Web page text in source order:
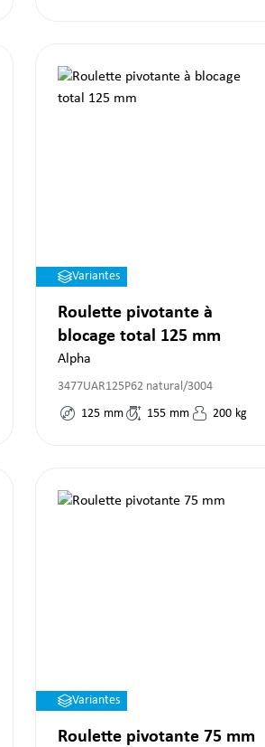
Variantes
Roulette pivotante à
blocage total 125 mm
Alpha
3477UAR125P62 natural/3004
125 mm 155 mm 200 kg
Variantes
Roulette pivotante 75 mm